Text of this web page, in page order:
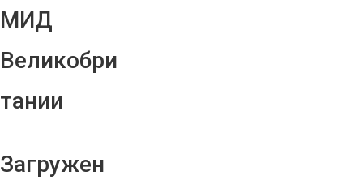
МИД
Великобри
тании
Загружен